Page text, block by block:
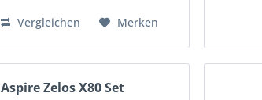
Vergleichen Merken
Aspire Zelos X80 Set